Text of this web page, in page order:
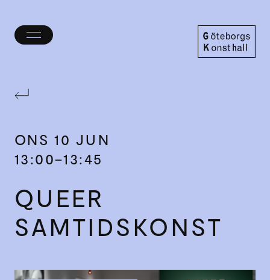
Öppna/stäng
ONS 10 JUN
13:00–13:45
QUEER
SAMTIDSKONST